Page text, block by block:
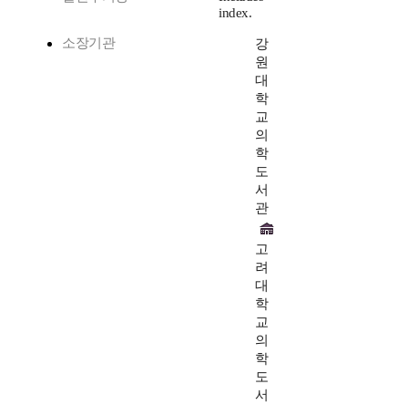
index.
소장기관
강
원
대
학
교
의
학
도
서
관
고
려
대
학
교
의
학
도
서